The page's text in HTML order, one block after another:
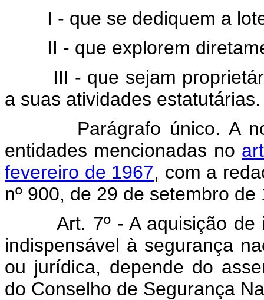
I - que se dediquem a
II - que explorem
III - que sejam
a suas atividades estatutárias.
Parágrafo único. A
entidades mencionadas no
fevereiro de 1967, com a
nº 900, de 29 de setembro de
Art. 7º - A aquisição
indispensável à segurança
ou jurídica, depende do
do Conselho de Segurança